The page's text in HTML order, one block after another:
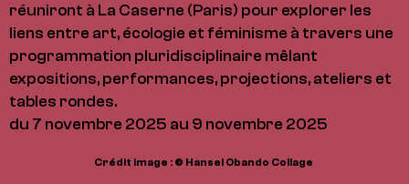
réuniront à La Caserne (Paris) pour explorer les
liens entre art, écologie et féminisme à travers une
programmation pluridisciplinaire mêlant
expositions, performances, projections, ateliers et
tables rondes.
du 7 novembre 2025 au 9 novembre 2025
Crédit image : © Hansel Obando Collage